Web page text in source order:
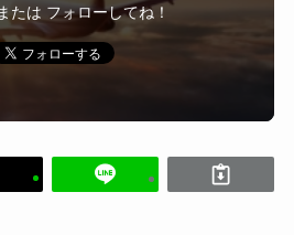
たは フォローしてね！